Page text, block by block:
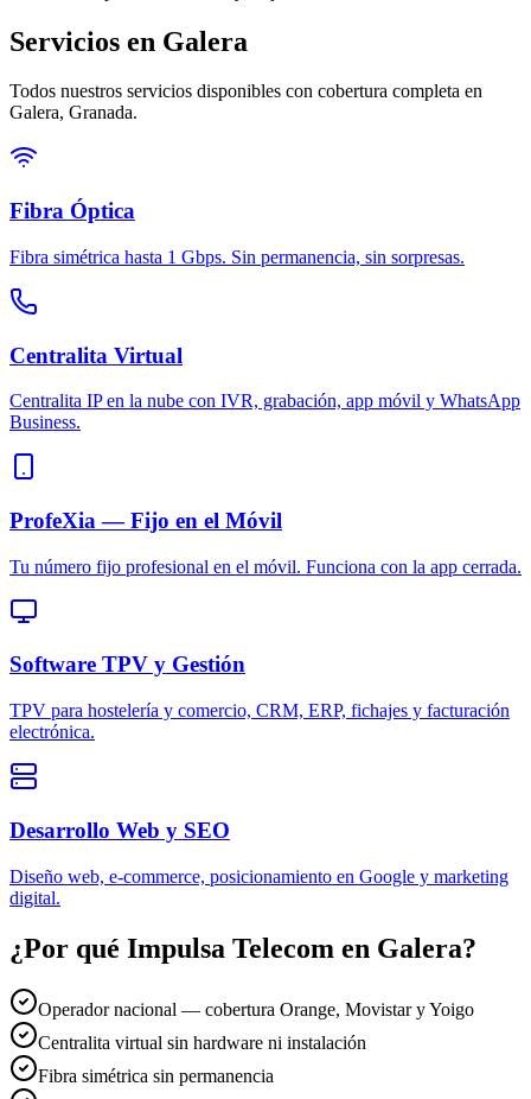
Servicios en Galera
Todos nuestros servicios disponibles con cobertura completa en
Galera, Granada.
Fibra Óptica
Fibra simétrica hasta 1 Gbps. Sin permanencia, sin sorpresas.
Centralita Virtual
Centralita IP en la nube con IVR, grabación, app móvil y WhatsApp
Business.
ProfeXia — Fijo en el Móvil
Tu número fijo profesional en el móvil. Funciona con la app cerrada.
Software TPV y Gestión
TPV para hostelería y comercio, CRM, ERP, fichajes y facturación
electrónica.
Desarrollo Web y SEO
Diseño web, e-commerce, posicionamiento en Google y marketing
digital.
¿Por qué Impulsa Telecom en Galera?
Operador nacional — cobertura Orange, Movistar y Yoigo
Centralita virtual sin hardware ni instalación
Fibra simétrica sin permanencia